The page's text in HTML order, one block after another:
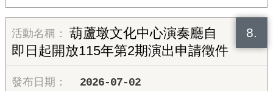
8.
葫蘆墩文化中心演奏廳自
即日起開放115年第2期演出申請徵件
2026-07-02